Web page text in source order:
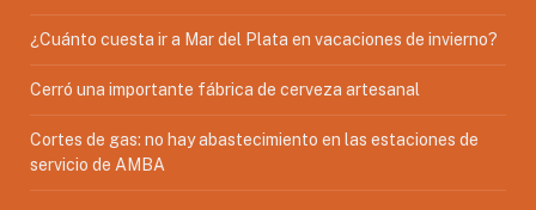
¿Cuánto cuesta ir a Mar del Plata en vacaciones de invierno?
Cerró una importante fábrica de cerveza artesanal
Cortes de gas: no hay abastecimiento en las estaciones de
servicio de AMBA